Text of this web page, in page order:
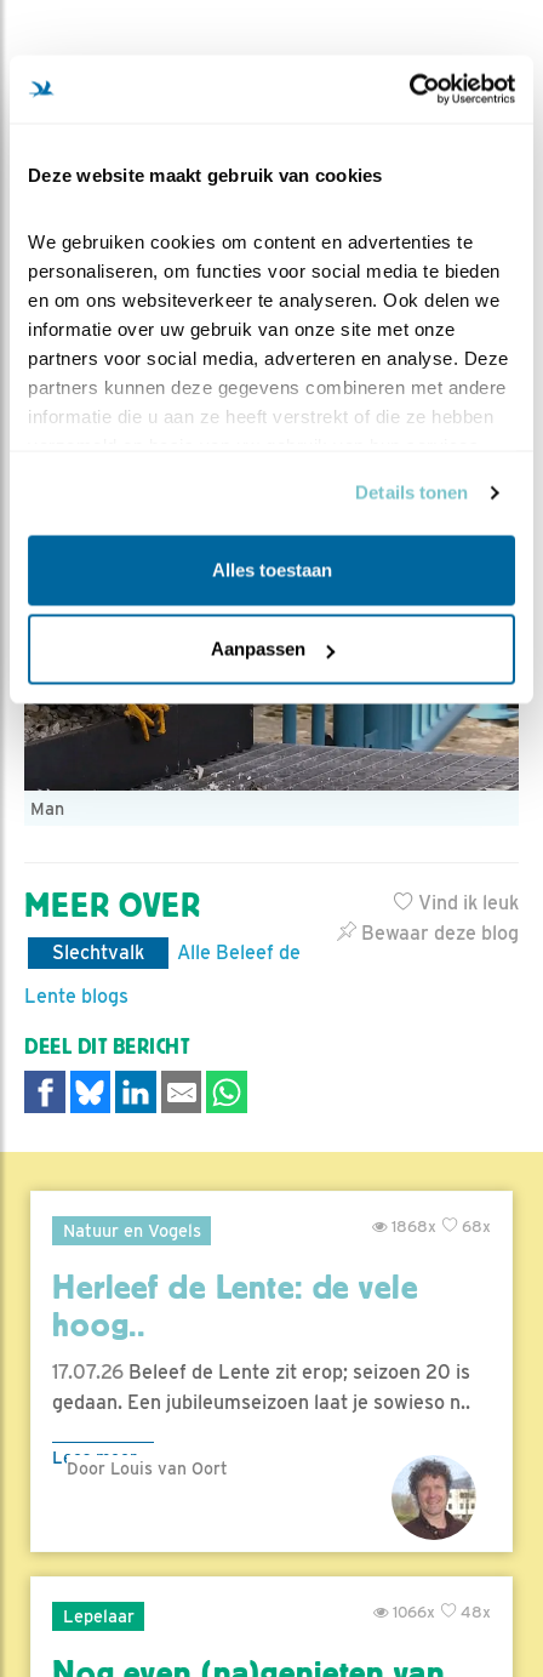
Deze website maakt gebruik van cookies
We gebruiken cookies om content en advertenties te
personaliseren, om functies voor social media te bieden
en om ons websiteverkeer te analyseren. Ook delen we
informatie over uw gebruik van onze site met onze
partners voor social media, adverteren en analyse. Deze
partners kunnen deze gegevens combineren met andere
informatie die u aan ze heeft verstrekt of die ze hebben
Details tonen
Alles toestaan
Aanpassen
Vanuit de waarnemingen worden ook
avonds in de chat na te lezen. Ook hier is iedereen
Elke week komt er een weeksamenvatting als blog. En
aan het eind van het seizoen een jaarsamenvatting.
Jaarsamenvatting 2018
We hopen allen op een vruchtbaar seizoen 2019.
Man
Vind ik leuk
Bewaar deze blog
MEER OVER
Slechtvalk
Alle Beleef de
Lente blogs
DEEL DIT BERICHT
Natuur en Vogels 68x
1868x
Herleef de Lente: de vele
hoog..
17.07.26 Beleef de Lente zit erop; seizoen 20 is
gedaan. Een jubileumseizoen laat je sowieso n..
Lees meer
Door Louis van Oort
Lepelaar 48x
1066x